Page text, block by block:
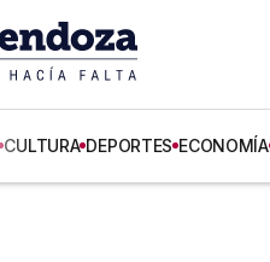
CULTURA DEPORTES ECONOMÍA